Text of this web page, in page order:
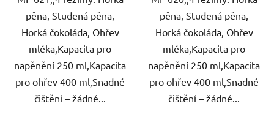
pěna, Studená pěna,
Horká čokoláda, Ohřev
mléka,Kapacita pro
napěnění 250 ml,Kapacita
pro ohřev 400 ml,Snadné
čištění – žádné...
pěna, Studená pěna,
Horká čokoláda, Ohřev
mléka,Kapacita pro
napěnění 250 ml,Kapacita
pro ohřev 400 ml,Snadné
čištění – žádné...